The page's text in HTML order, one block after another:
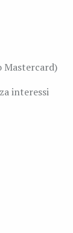
Mastercard)
interessi